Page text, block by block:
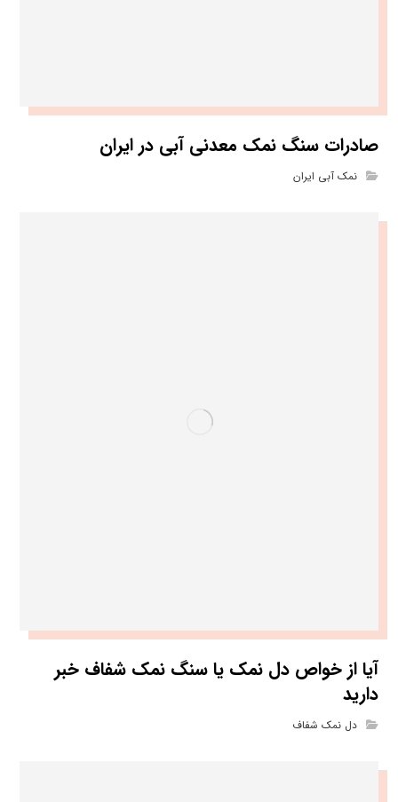
صادرات سنگ نمک معدنی آبی در ایران
نمک آبی ایران
آیا از خواص دل نمک یا سنگ نمک شفاف خبر
دارید
دل نمک شفاف